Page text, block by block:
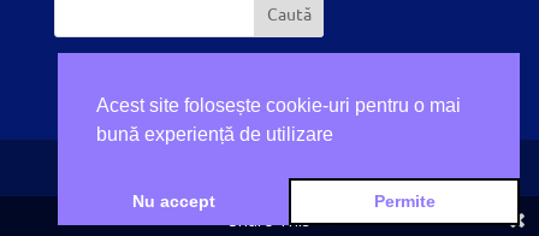
Realizat deShare This
Acest site folosește cookie-uri pentru o mai
bună experiență de utilizare
Nu accept Permite